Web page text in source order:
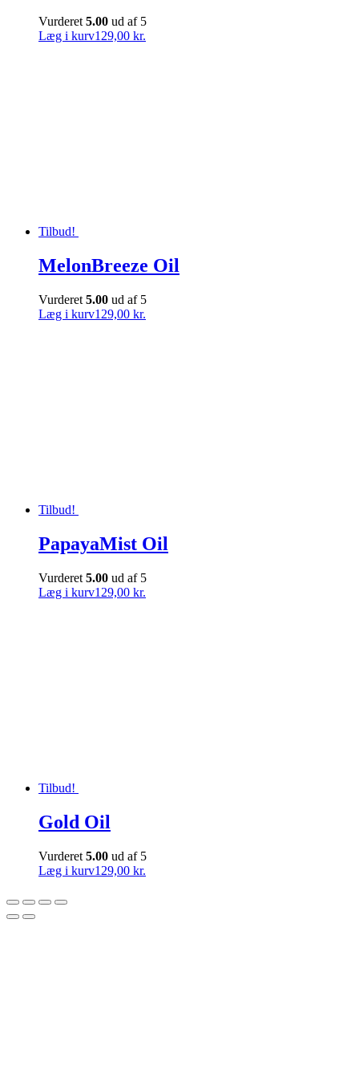
Vurderet 5.00 ud af 5
Læg i kurv129,00 kr.
Tilbud!
MelonBreeze Oil
Vurderet 5.00 ud af 5
Læg i kurv129,00 kr.
Tilbud!
PapayaMist Oil
Vurderet 5.00 ud af 5
Læg i kurv129,00 kr.
Tilbud!
Gold Oil
Vurderet 5.00 ud af 5
Læg i kurv129,00 kr.